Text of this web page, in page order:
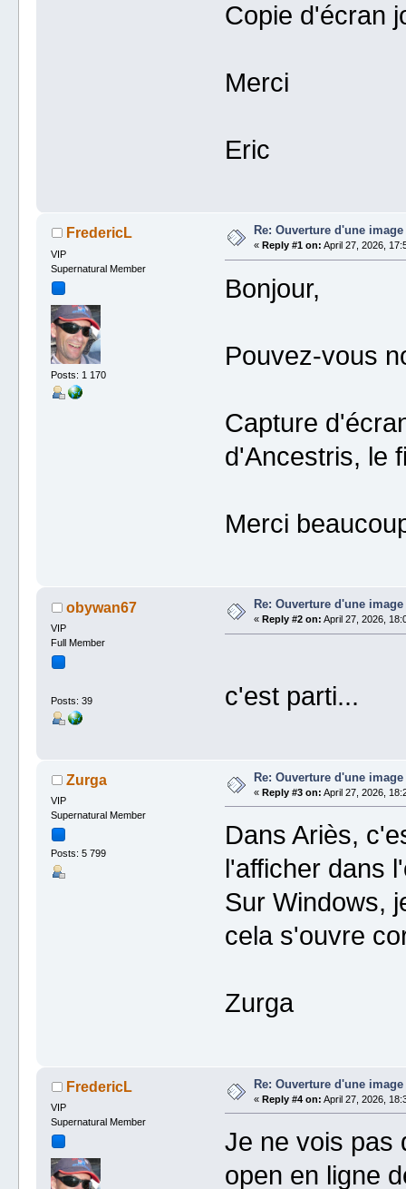
Copie d'écran
Merci
Eric
FredericL
VIP
Supernatural Member
Posts: 1 170
Re: Ouverture d'une image
« Reply #1 on: April 27, 2026,
Bonjour,
Pouvez-vous
Capture
d'Ancestris, le
Merci
obywan67
VIP
Full Member
Posts: 39
Re: Ouverture d'une image
« Reply #2 on: April 27, 2026,
c'est parti...
Zurga
VIP
Supernatural Member
Posts: 5 799
Re: Ouverture d'une image
«Reply #3 on: April 27, 2026,
Dans Ariès,
l'afficher dans
Sur Windows,
cela s'ouvre
Zurga
FredericL
VIP
Supernatural Member
Re: Ouverture d'une image
«Reply #4 on: April 27, 2026,
Je ne vois pas
open en ligne